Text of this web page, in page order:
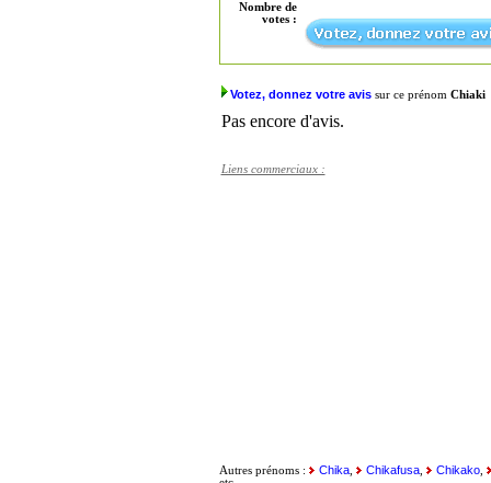
Nombre de
votes :
Votez, donnez votre avissur ce prénom Chiaki
Pas encore d'avis.
Liens commerciaux :
Autres prénoms : Chika, Chikafusa, Chikako,